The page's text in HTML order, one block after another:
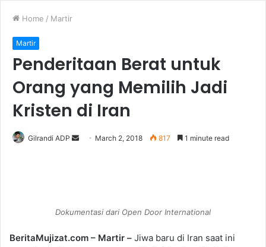
Home / Martir
Martir
Penderitaan Berat untuk
Orang yang Memilih Jadi
Kristen di Iran
Gilrandi ADP
n
m
March 2, 2018 817 1 minute read
Dokumentasi dari Open Door International
BeritaMujizat.com – Martir – Jiwa baru di Iran saat ini